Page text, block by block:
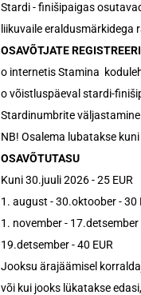
Stardi - finišipaigas
liikuvaile
OSAVÕTJATE
o internetis Stamina
o võistluspäeval stardi-
Stardinumbrite
NB! Osalema lubatakse
OSAVÕTUTASU
Kuni 30.juuli 2026 - 25 EUR
1. august - 30.oktoober - 30
1. november - 17.detsember
19.detsember - 40 EUR
Jooksu ärajäämisel
või kui jooks lükatakse